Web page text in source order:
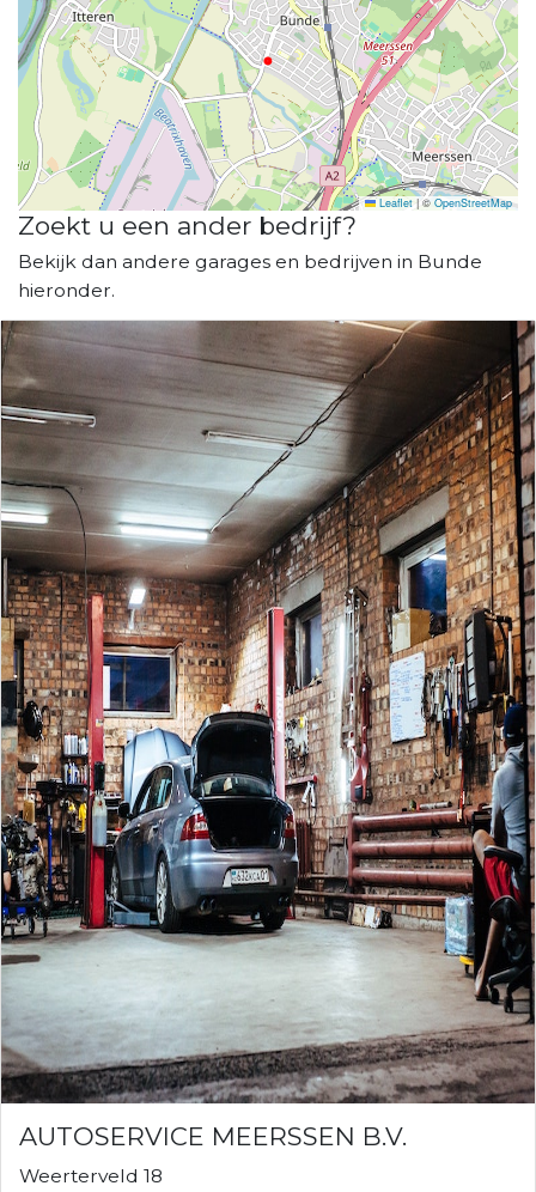
Leaflet | © OpenStreetMap
Zoekt u een ander bedrijf?
Bekijk dan andere garages en bedrijven in Bunde
hieronder.
AUTOSERVICE MEERSSEN B.V.
Weerterveld 18